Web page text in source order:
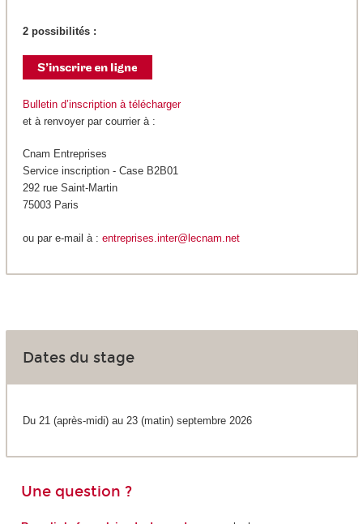
2 possibilités :
Bulletin d’inscription à télécharger
et à renvoyer par courrier à :
Cnam Entreprises
Service inscription - Case B2B01
292 rue Saint-Martin
75003 Paris
ou par e-mail à : entreprises.inter@lecnam.net
Dates du stage
Du 21 (après-midi) au 23 (matin) septembre 2026
Une question ?